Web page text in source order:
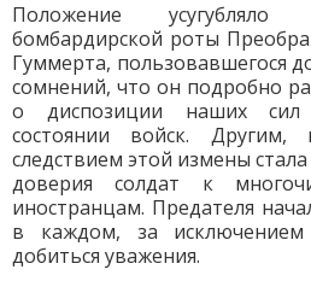
Положение усугубляло
бомбардирской роты
Гуммерта, пользовавшегося
сомнений, что он подробно
о диспозиции наших сил
состоянии войск.
следствием этой измены
доверия солдат к
иностранцам. Предателя
в каждом, за исключением
добиться уважения.